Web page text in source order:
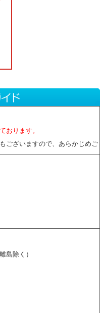
おります。
ございますので、あらかじめご
島除く）